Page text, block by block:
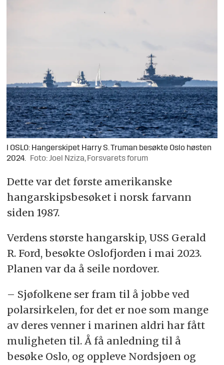
I OSLO: Hangerskipet Harry S. Truman besøkte Oslo høsten
2024.
Foto: Joel Nziza, Forsvarets forum
Dette var det første amerikanske
hangarskipsbesøket i norsk farvann
siden 1987.
Verdens største hangarskip, USS Gerald
R. Ford, besøkte Oslofjorden i mai 2023.
Planen var da å seile nordover.
– Sjøfolkene ser fram til å jobbe ved
polarsirkelen, for det er noe som mange
av deres venner i marinen aldri har fått
muligheten til. Å få anledning til å
besøke Oslo, og oppleve Nordsjøen og